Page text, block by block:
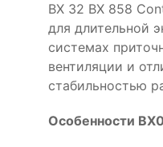
BX 32 BX 858
для длительной
системах
вентиляции и
стабильностью
Особенности